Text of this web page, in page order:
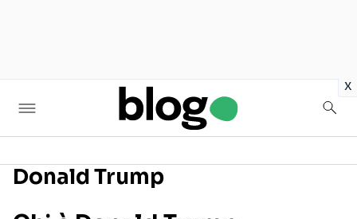
x
Donald Trump